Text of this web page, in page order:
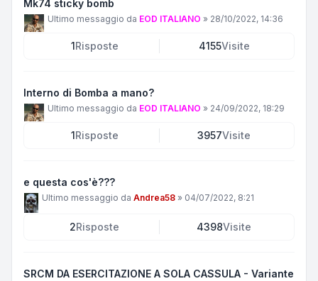
Mk74 sticky bomb
Ultimo messaggio da EOD ITALIANO » 28/10/2022, 14:36
1Risposte 4155Visite
Interno di Bomba a mano?
Ultimo messaggio da EOD ITALIANO » 24/09/2022, 18:29
1 Risposte 3957Visite
e questa cos'è???
Ultimo messaggio da Andrea58 » 04/07/2022, 8:21
2Risposte 4398Visite
SRCM DA ESERCITAZIONE A SOLA CASSULA - Variante